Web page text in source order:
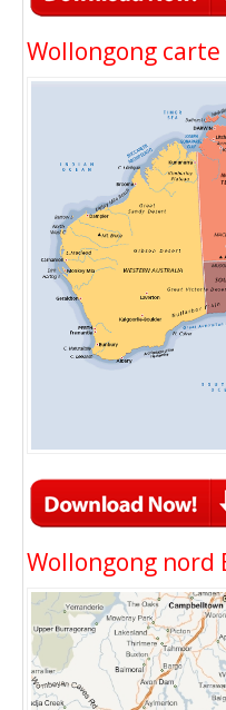
Wollongong carte
Wollongong nord